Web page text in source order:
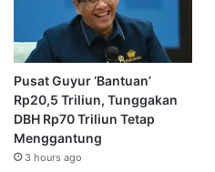
Pusat Guyur ‘Bantuan’
Rp20,5 Triliun, Tunggakan
DBH Rp70 Triliun Tetap
Menggantung
3 hours ago